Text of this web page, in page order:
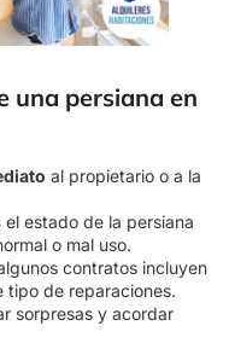
una persiana en
al propietario o a la
el estado de la persiana
o mal uso.
contratos incluyen
tipo de reparaciones.
sorpresas y acordar